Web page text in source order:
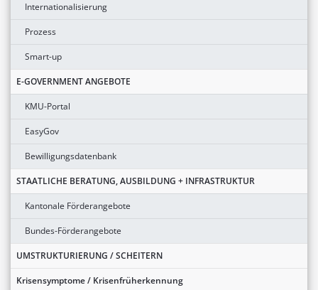
Internationalisierung
Prozess
Smart-up
E-GOVERNMENT ANGEBOTE
KMU-Portal
EasyGov
Bewilligungsdatenbank
STAATLICHE BERATUNG, AUSBILDUNG + INFRASTRUKTUR
Kantonale Förderangebote
Bundes-Förderangebote
UMSTRUKTURIERUNG / SCHEITERN
Krisensymptome / Krisenfrüherkennung